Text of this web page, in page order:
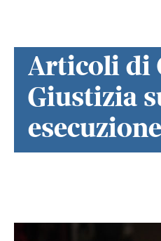
Articoli di
Giustizia